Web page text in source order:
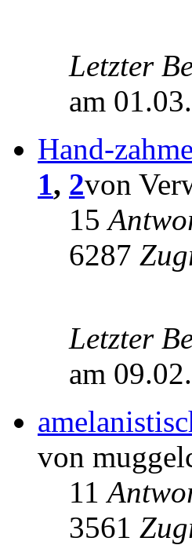
Letzter
am
Hand-
1, 2von
15
6287
Letzter
am
von
11
3561